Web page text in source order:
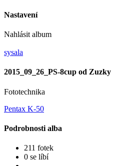
Nastavení
Nahlásit album
sysala
2015_09_26_PS-8cup od Zuzky
Fototechnika
Pentax K-50
Podrobnosti alba
211 fotek
0 se líbí